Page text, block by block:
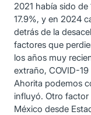
2021 había sido de
17.9%, y en 2024
detrás de la
factores que
los años muy
extraño, COVID-
Ahorita podemos
influyó. Otro factor
México desde